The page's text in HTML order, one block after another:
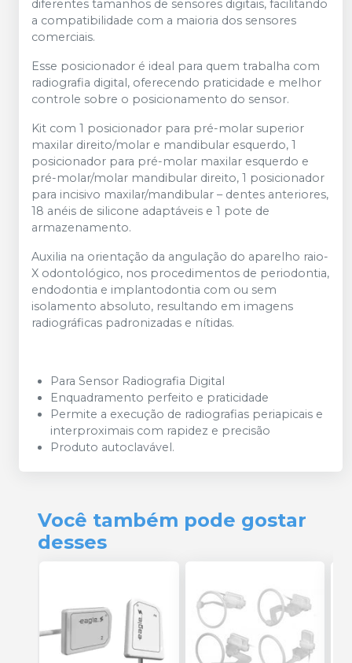
diferentes tamanhos de sensores digitais, facilitando
a compatibilidade com a maioria dos sensores
comerciais.
Esse posicionador é ideal para quem trabalha com
radiografia digital, oferecendo praticidade e melhor
controle sobre o posicionamento do sensor.
Kit com 1 posicionador para pré-molar superior
maxilar direito/molar e mandibular esquerdo, 1
posicionador para pré-molar maxilar esquerdo e
pré-molar/molar mandibular direito, 1 posicionador
para incisivo maxilar/mandibular – dentes anteriores,
18 anéis de silicone adaptáveis e 1 pote de
armazenamento.
Auxilia na orientação da angulação do aparelho raio-
X odontológico, nos procedimentos de periodontia,
endodontia e implantodontia com ou sem
isolamento absoluto, resultando em imagens
radiográficas padronizadas e nítidas.
Para Sensor Radiografia Digital
Enquadramento perfeito e praticidade
Permite a execução de radiografias periapicais e
interproximais com rapidez e precisão
Produto autoclavável.
Você também pode gostar
desses